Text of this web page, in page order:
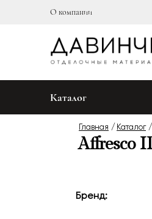
О компании
Каталог
Главная Каталог
Affresco
Бренд: